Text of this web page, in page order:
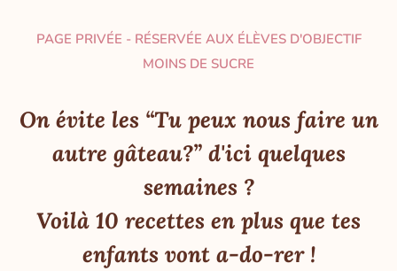
PAGE PRIVÉE - RÉSERVÉE AUX ÉLÈVES D'OBJECTIF
MOINS DE SUCRE
On évite les “Tu peux nous faire un
autre gâteau?” d'ici quelques
semaines ?
Voilà 10 recettes en plus que tes
enfants vont a-do-rer !